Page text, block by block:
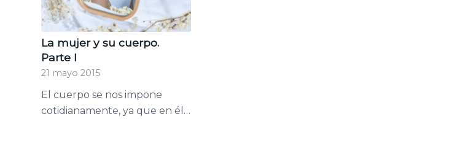
La mujer y su cuerpo.
Parte I
21 mayo 2015
El cuerpo se nos impone
cotidianamente, ya que en él…